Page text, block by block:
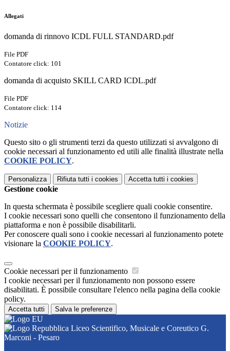
Allegati
domanda di rinnovo ICDL FULL STANDARD.pdf
File PDF
Contatore click: 101
domanda di acquisto SKILL CARD ICDL.pdf
File PDF
Contatore click: 114
Notizie
Questo sito o gli strumenti terzi da questo utilizzati si avvalgono di
cookie necessari al funzionamento ed utili alle finalità illustrate nella
COOKIE POLICY.
Personalizza Rifiuta tutti i cookies Accetta tutti i cookies
Gestione cookie
In questa schermata è possibile scegliere quali cookie consentire.
I cookie necessari sono quelli che consentono il funzionamento della
piattaforma e non è possibile disabilitarli.
Per conoscere quali sono i cookie necessari al funzionamento potete
visionare la COOKIE POLICY.
Cookie necessari per il funzionamento
I cookie necessari per il funzionamento non possono essere
disabilitati. È possibile consultare l'elenco nella pagina della cookie
policy.
Accetta tutti Salva le preferenze
Liceo Scientifico, Musicale e Coreutico G.
Marconi - Pesaro